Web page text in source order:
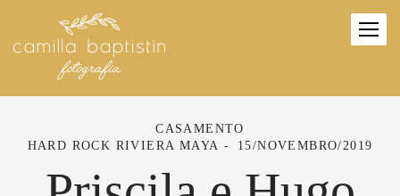
CASAMENTO
HARD ROCK RIVIERA MAYA
15/NOVEMBRO/2019